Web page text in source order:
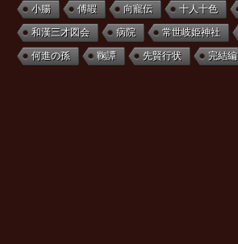
小腸 傅嘏 向寵伝 十人十色
和漢三才図会 病院 常世岐姫神社
何進の孫 鞠譚 先賢行状 完結編